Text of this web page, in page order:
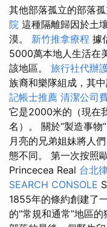
其他部落孤立的部落孤
院 這種隔離歸因於土
漠。 新竹推拿療程 據
5000萬本地人生活在
該地區。 旅行社代辦
族裔和樂隊組成，其
記帳士推薦 清潔公司
它是2000米的（現在
名）。 關於“製造事
月亮的兄弟姐妹將人
態不同​​。 第一次按照
Princecea Real 台北
SEARCH CONSOLE
1855年的條約創建了
的“常規和通常”地區的